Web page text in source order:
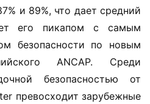
и 89%, что дает средний
его пикапом с самым
безопасности по новым
ANCAP. Среди
безопасностью от
превосходит зарубежные